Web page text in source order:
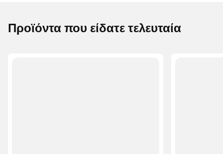
Προϊόντα που είδατε τελευταία